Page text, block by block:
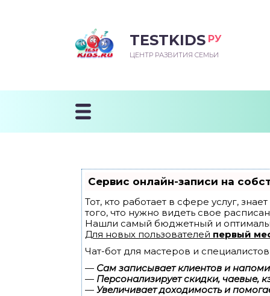
TESTKIDS РУ
ЦЕНТР РАЗВИТИЯ СЕМЬИ
Сервис онлайн-записи на
Тот, кто работает в сфере услуг,
того, что нужно видеть свое
Нашли самый бюджетный и
Для новых пользователей первый
Чат-бот для мастеров и
— Сам записывает клиентов и
— Персонализирует скидки, чаевые,
— Увеличивает доходимость и
МЕСЯЦ
ПЕРВОГО
УЧИТСЯ
ПОСЛЕ ГОДА
К ШКОЛЕ
ДОШКОЛЬНИКА
ШКОЛА
ШКОЛЬНИКА
ШКОЛЬНИКА